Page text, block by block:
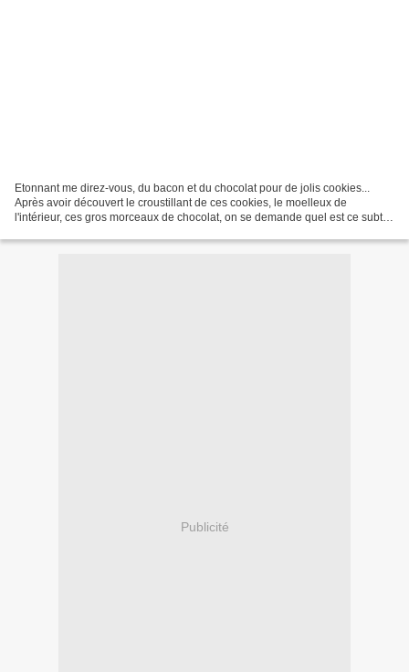
Etonnant me direz-vous, du bacon et du chocolat pour de jolis cookies...
Après avoir découvert le croustillant de ces cookies, le moelleux de
l'intérieur, ces gros morceaux de chocolat, on se demande quel est ce subtile
Publicité